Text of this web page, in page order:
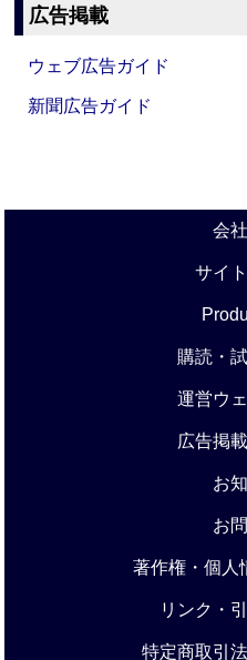
広告掲載
ウェブ広告ガイド
新聞広告ガイド
会
サイ
購読・
運営ウ
広告掲
お
お
著作権・個人
リンク・
特定商取引